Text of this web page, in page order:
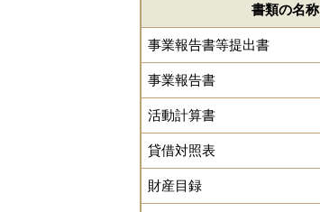
書類の名称
事業報告書等提出書
事業報告書
活動計算書
貸借対照表
財産目録